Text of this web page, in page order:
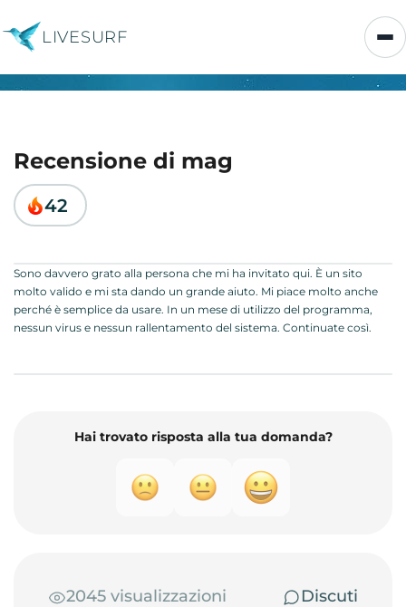
LIVESURF
Recensione di mag
42
Sono davvero grato alla persona che mi ha invitato qui. È un sito
molto valido e mi sta dando un grande aiuto. Mi piace molto anche
perché è semplice da usare. In un mese di utilizzo del programma,
nessun virus e nessun rallentamento del sistema. Continuate così.
Hai trovato risposta alla tua domanda?
2045 visualizzazioni
Discuti